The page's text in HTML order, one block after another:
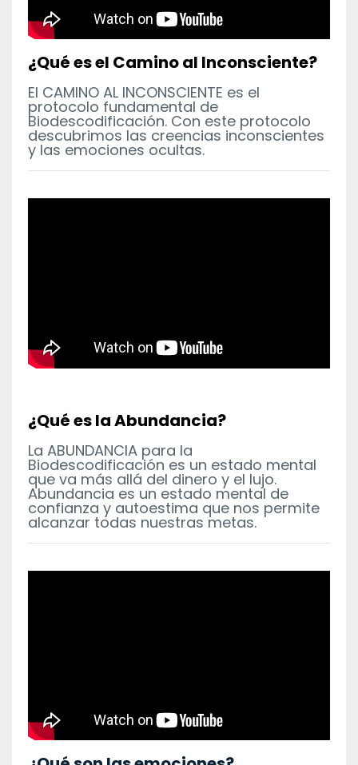
¿Qué es el Camino al Inconsciente?
El CAMINO AL INCONSCIENTE es el
protocolo fundamental de
Biodescodificación. Con este protocolo
descubrimos las creencias inconscientes
y las emociones ocultas.
¿Qué es la Abundancia?
La ABUNDANCIA para la
Biodescodificación es un estado mental
que va más allá del dinero y el lujo.
Abundancia es un estado mental de
confianza y autoestima que nos permite
alcanzar todas nuestras metas.